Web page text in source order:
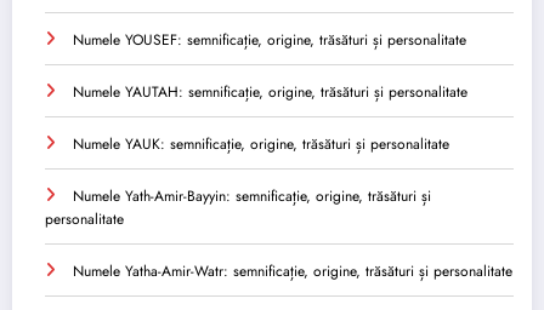
Numele YOUSEF: semnificație, origine, trăsături și personalitate
Numele YAUTAH: semnificație, origine, trăsături și personalitate
Numele YAUK: semnificație, origine, trăsături și personalitate
Numele Yath-Amir-Bayyin: semnificație, origine, trăsături și
personalitate
Numele Yatha-Amir-Watr: semnificație, origine, trăsături și personalitate